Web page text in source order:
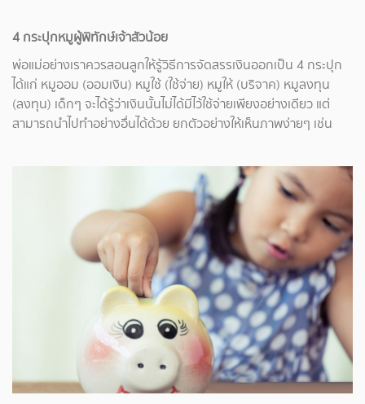
4 กระปุกหมูผู้พิทักษ์เจ้าสัวน้อย
พ่อแม่อย่างเราควรสอนลูกให้รู้วิธีการจัดสรรเงินออกเป็น 4 กระปุก
ได้แก่ หมูออม (ออมเงิน) หมูใช้ (ใช้จ่าย) หมูให้ (บริจาค) หมูลงทุน
(ลงทุน) เด็กๆ จะได้รู้ว่าเงินนั้นไม่ได้มีไว้ใช้จ่ายเพียงอย่างเดียว แต่
สามารถนำไปทำอย่างอื่นได้ด้วย ยกตัวอย่างให้เห็นภาพง่ายๆ เช่น